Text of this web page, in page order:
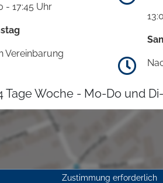
- 17:45 Uhr
Vereinbarung
Tage Woche - Mo-Do und
Zustimmung erforderlich